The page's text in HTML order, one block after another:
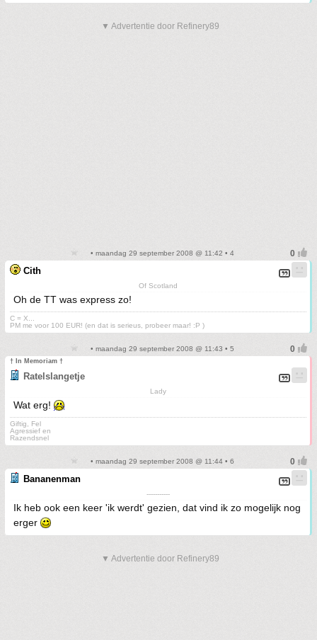
▼ Advertentie door Refinery89
• maandag 29 september 2008 @ 11:42 • 4
Cith
Of Scotland
Oh de TT was express zo!
C = X...
PM me voor 100 EUR! (en dat is serieus, probeer maar! :P )
• maandag 29 september 2008 @ 11:43 • 5
† In Memoriam †
Ratelslangetje
Lady
Wat erg!
Giftig, Fel
Agressief en
Razendsnel
• maandag 29 september 2008 @ 11:44 • 6
Bananenman
-----------
Ik heb ook een keer 'ik werdt' gezien, dat vind ik zo mogelijk nog
erger
▼ Advertentie door Refinery89